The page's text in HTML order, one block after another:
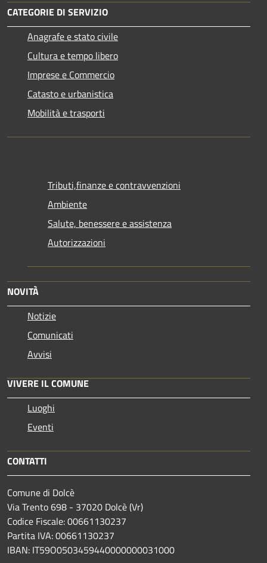
CATEGORIE DI SERVIZIO
Anagrafe e stato civile
Cultura e tempo libero
Imprese e Commercio
Catasto e urbanistica
Mobilità e trasporti
Tributi,finanze e contravvenzioni
Ambiente
Salute, benessere e assistenza
Autorizzazioni
NOVITÀ
Notizie
Comunicati
Avvisi
VIVERE IL COMUNE
Luoghi
Eventi
CONTATTI
Comune di Dolcè
Via Trento 698 - 37020 Dolcè (Vr)
Codice Fiscale: 00661130237
Partita IVA: 00661130237
IBAN: IT59O0503459440000000031000